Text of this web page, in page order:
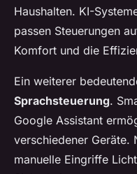
Haushalten. KI-
passen Steuerungen
Komfort und die
Ein weiterer
Sprachsteuerung.
Google Assistant
verschiedener Geräte.
manuelle Eingriffe